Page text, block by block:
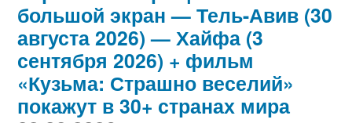
большой экран — Тель-Авив (30
августа 2026) — Хайфа (3
сентября 2026) + фильм
«Кузьма: Страшно веселий»
покажут в 30+ странах мира